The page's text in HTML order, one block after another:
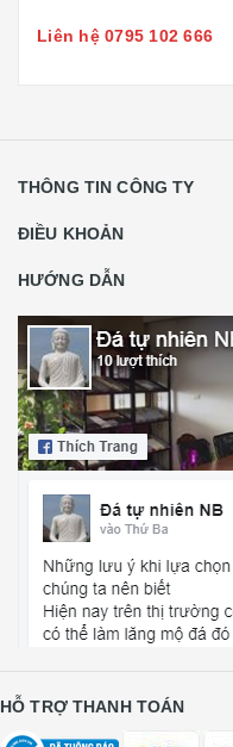
Liên hệ 0795 102 666
THÔNG TIN CÔNG TY
ĐIỀU KHOẢN
HƯỚNG DẪN
HỖ TRỢ THANH TOÁN